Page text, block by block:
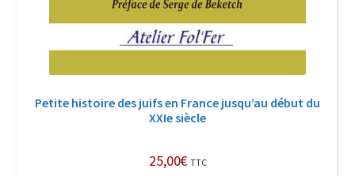
Petite histoire des juifs en France jusqu’au début du
XXIe siècle
25,00€ TTC